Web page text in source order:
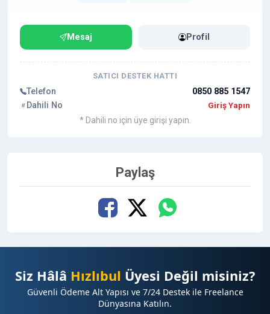
Mesaj Profil
SATICI DESTEK HATTI
Telefon
0850 885 1547
Dahili No
Giriş Yapın
* Dahili no için üye girişi yapın.
Paylaş
Siz Hâlâ Hızlıbul Üyesi Değil misiniz?
Güvenli Ödeme Alt Yapısı ve 7/24 Destek ile Freelance
Dünyasına Katılın.